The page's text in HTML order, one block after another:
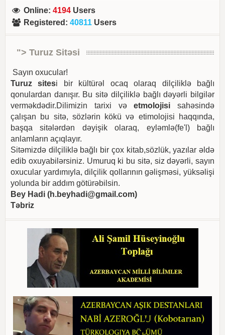
Online:4194 Users
Registered :40811 Users
"> Turuz Sitəsi
Sayın oxucular!
Turuz sitesi bir kültürəl ocaq olaraq dilçiliklə bağlı
qonulardan danışır. Bu sitə dilçiliklə bağlı dəyərli bilgilər
verməkdədir.Dilimizin tarixi vəetmolojisi sahəsində
çalışan bu sitə, sözlərin kökü və etimolojisi haqqında,
başqa sitələrdən dəyişik olaraq, eyləmlə(fe'l) bağlı
anlamların açıqlayır.
Sitəmizdə dilçiliklə bağlı bir çox kitab,sözlük, yazılar əldə
edib oxuyabilərsiniz. Umuruq ki bu sitə, siz dəyərli, sayın
oxucular yardımıyla, dilçilik qollarının gəlişməsi, yüksəlişi
yolunda bir addım götürəbilsin.
Bey Hadi (h.beyhadi@gmail.com)
Təbriz